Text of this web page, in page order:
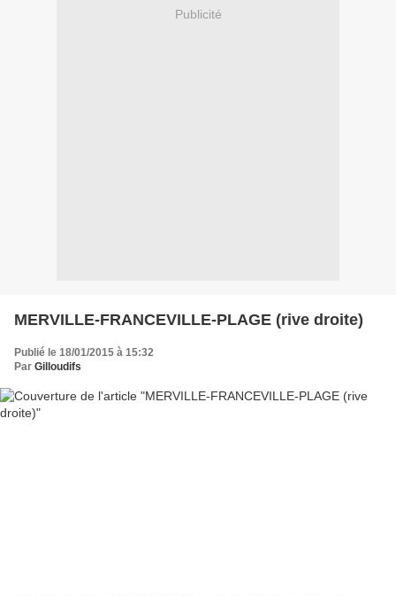
Publicité
MERVILLE-FRANCEVILLE-PLAGE (rive droite)
Publié le 18/01/2015 à 15:32
Par Gilloudifs